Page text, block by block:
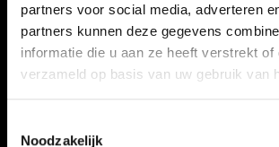
partners voor social media, adverteren
partners kunnen deze gegevens
informatie die u aan ze heeft verstrekt of
verzameld op basis van uw gebruik van
Noodzakelijk
Aykut Dursen
DOUBLE BASS
Maria del mar Rabago
CLARINET
Rémy Roux